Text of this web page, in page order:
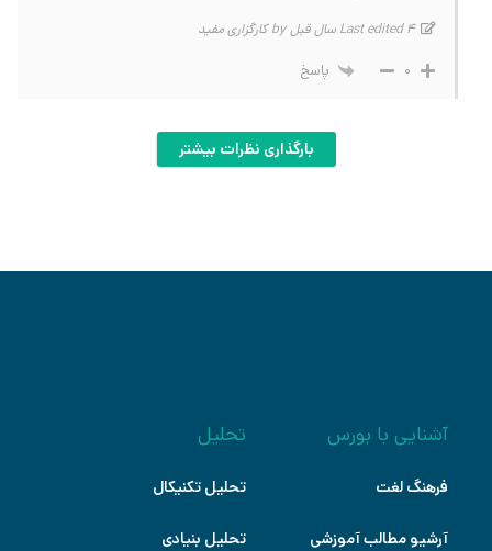
Last edited 4 سال قبل by کارگزاری مفید
0 پاسخ
بارگذاری نظرات بیشتر
آشنایی با بورس
فرهنگ لغت
آرشیو مطالب آموزشی
تحلیل
تحلیل تکنیکال
تحلیل بنیادی